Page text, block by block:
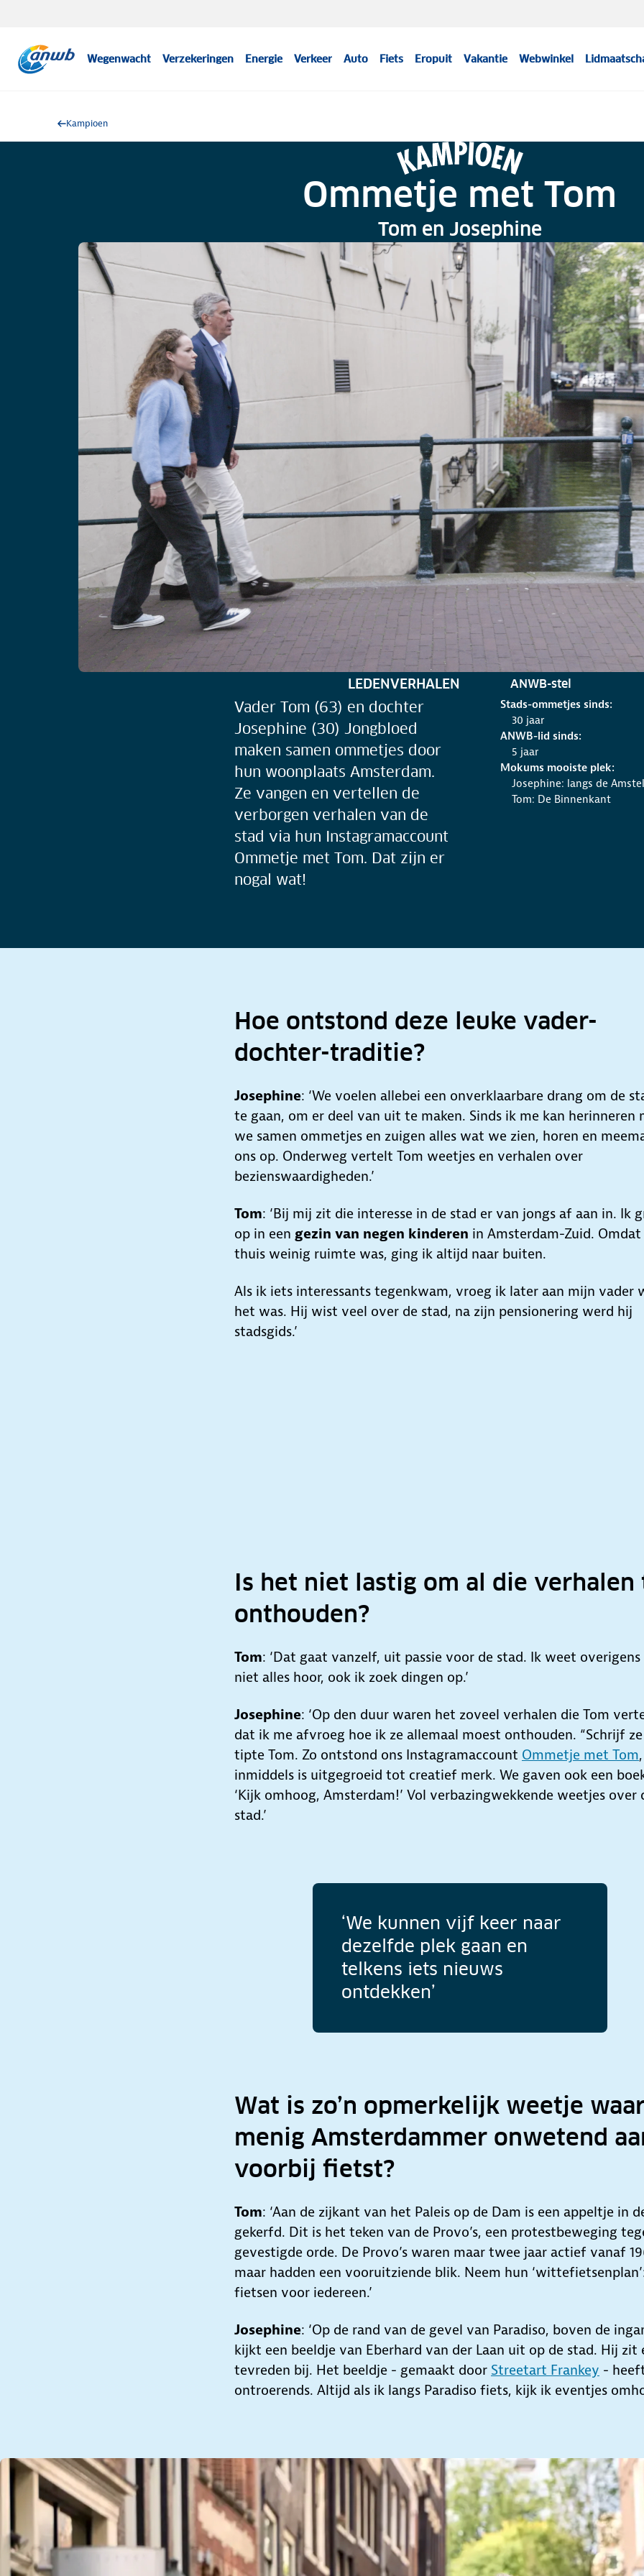
Wegenwacht Verzekeringen Energie Verkeer Auto Fiets Eropuit Vakantie Webwinkel
Kampioen
Ommetje met Tom
Tom en Josephine
RUBRIEK:
LEDENVERHALEN ANWB-stel
Vader Tom (63) en dochter
Josephine (30) Jongbloed
maken samen ommetjes door
hun woonplaats Amsterdam.
Ze vangen en vertellen de
verborgen verhalen van de
stad via hun Instagramaccount
Ommetje met Tom. Dat zijn er
nogal wat!
Stads-ommetjes sinds:
30 jaar
ANWB-lid sinds:
5 jaar
Mokums mooiste plek:
Josephine: langs de Amstel
Tom: De Binnenkant
Hoe ontstond deze leuke vader-
dochter-traditie?
Josephine: ‘We voelen allebei een onverklaarbare drang om de
te gaan, om er deel van uit te maken. Sinds ik me kan herinneren
we samen ommetjes en zuigen alles wat we zien, horen en
ons op. Onderweg vertelt Tom weetjes en verhalen over
bezienswaardigheden.’
Tom: ‘Bij mij zit die interesse in de stad er van jongs af aan in. Ik
op in een gezin van negen kinderen in Amsterdam-Zuid. Omdat
thuis weinig ruimte was, ging ik altijd naar buiten.
Als ik iets interessants tegenkwam, vroeg ik later aan mijn vader
het was. Hij wist veel over de stad, na zijn pensionering werd hij
stadsgids.’
Is het niet lastig om al die verhalen
onthouden?
Tom: ‘Dat gaat vanzelf, uit passie voor de stad. Ik weet
niet alles hoor, ook ik zoek dingen op.’
Josephine: ‘Op den duur waren het zoveel verhalen die Tom
dat ik me afvroeg hoe ik ze allemaal moest onthouden. “Schrijf ze
tipte Tom. Zo ontstond ons Instagramaccount Ommetje met Tom
inmiddels is uitgegroeid tot creatief merk. We gaven ook een
‘Kijk omhoog, Amsterdam!’ Vol verbazingwekkende weetjes over
stad.’
‘We kunnen vijf keer naar
dezelfde plek gaan en
telkens iets nieuws
ontdekken’
Wat is zo’n opmerkelijk weetje
menig Amsterdammer onwetend
voorbij fietst?
Tom: ‘Aan de zijkant van het Paleis op de Dam is een appeltje in
gekerfd. Dit is het teken van de Provo’s, een protestbeweging
gevestigde orde. De Provo’s waren maar twee jaar actief vanaf
maar hadden een vooruitziende blik. Neem hun
fietsen voor iedereen.’
Josephine: ‘Op de rand van de gevel van Paradiso, boven de
kijkt een beeldje van Eberhard van der Laan uit op de stad. Hij zit
tevreden bij. Het beeldje - gemaakt door Streetart Frankey -
ontroerends. Altijd als ik langs Paradiso fiets, kijk ik eventjes